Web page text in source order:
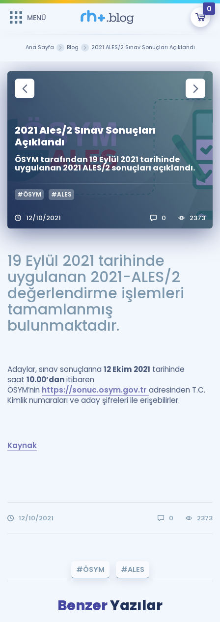
MENÜ
0
Şifremi Hatırlamıyorum
ÜYE DEĞİLİM
Sepetin Şu An Boş.
Remzi Hoca ile seni sınava hazırlayacak onlarca eğitim seni
MENÜ
Çalışma Paketleri
Katılımcı Görüşleri
Faydalı Araçlar
Ücretsiz Kaynaklar
Puan Hesaplama
ÖSYM Sınav Takvimi
Kampanyalar
Blog
İngilizce Gramer
Hakkımızda
Soru & Cevap
Ana Sayfa Blog 2021 ALES/2 Sınav Sonuçları Açıklandı
2021 Ales/2 Sınav Sonuçları
Açıklandı
ÖSYM tarafından 19 Eylül 2021 tarihinde
uygulanan 2021 ALES/2 sonuçları açıklandı.
#ÖSYM #ALES
12/10/2021 0 2373
19 Eylül 2021 tarihinde
uygulanan 2021-ALES/2
değerlendirme işlemleri
tamamlanmış
bulunmaktadır.
Adaylar, sınav sonuçlarına 12 Ekim 2021 tarihinde
saat 10.00’danitibaren
ÖSYM’nin https://sonuc.osym.gov.tr adresinden T.C.
Kimlik numaraları ve aday şifreleri ile erişebilirler.
Kaynak
12/10/2021 0 2373
#ÖSYM #ALES
BenzerYazılar